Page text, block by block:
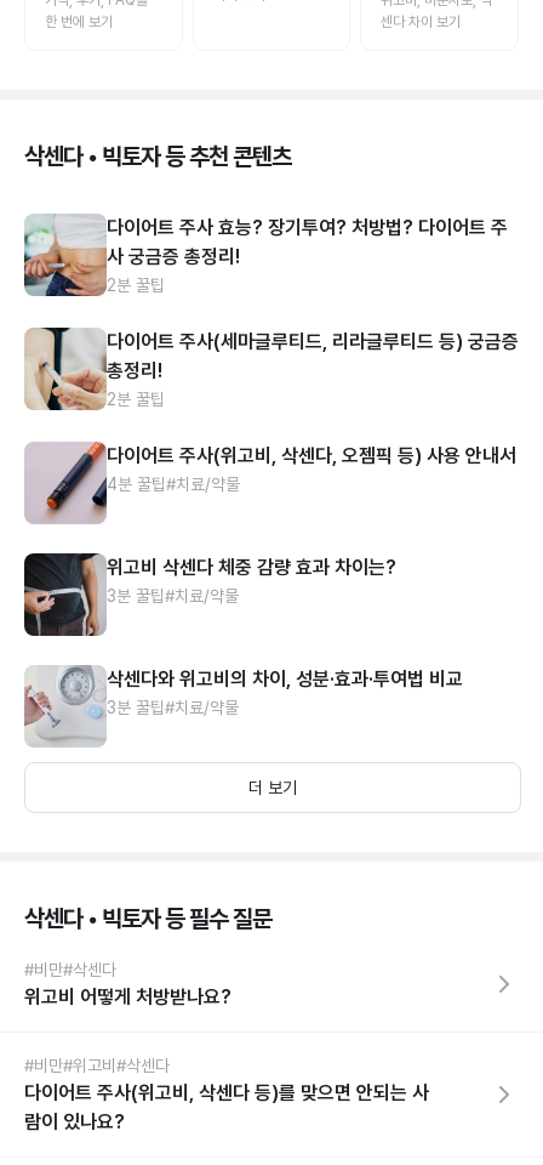
한 번에 보기
센다 차이 보기
삭센다 • 빅토자 등 추천 콘텐츠
다이어트 주사 효능? 장기투여? 처방법? 다이어트 주
사 궁금증 총정리!
2분 꿀팁
다이어트 주사(세마글루티드, 리라글루티드 등) 궁금증
총정리!
2분 꿀팁
다이어트 주사(위고비, 삭센다, 오젬픽 등) 사용 안내서
4분 꿀팁#치료/약물
위고비 삭센다 체중 감량 효과 차이는?
3분 꿀팁#치료/약물
삭센다와 위고비의 차이, 성분·효과·투여법 비교
3분 꿀팁#치료/약물
더 보기
삭센다 • 빅토자 등 필수 질문
#비만#삭센다
위고비 어떻게 처방받나요?
#비만#위고비 #삭센다
다이어트 주사(위고비, 삭센다 등)를 맞으면 안되는 사
람이 있나요?